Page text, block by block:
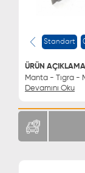
Standart
ÜRÜN
Manta - Tıgra - Mareva
Devamını Oku
0543